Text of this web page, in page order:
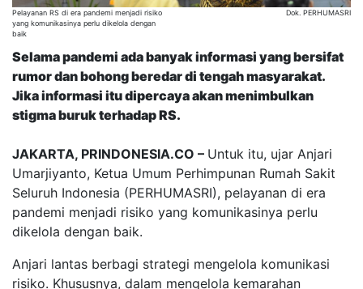
Pelayanan RS di era pandemi menjadi risiko
yang komunikasinya perlu dikelola dengan
baik
Dok. PERHUMASRI
Selama pandemi ada banyak informasi yang bersifat
rumor dan bohong beredar di tengah masyarakat.
Jika informasi itu dipercaya akan menimbulkan
stigma buruk terhadap RS.
JAKARTA, PRINDONESIA.CO – Untuk itu, ujar Anjari
Umarjiyanto, Ketua Umum Perhimpunan Rumah Sakit
Seluruh Indonesia (PERHUMASRI), pelayanan di era
pandemi menjadi risiko yang komunikasinya perlu
dikelola dengan baik.
Anjari lantas berbagi strategi mengelola komunikasi
risiko. Khususnya, dalam mengelola kemarahan